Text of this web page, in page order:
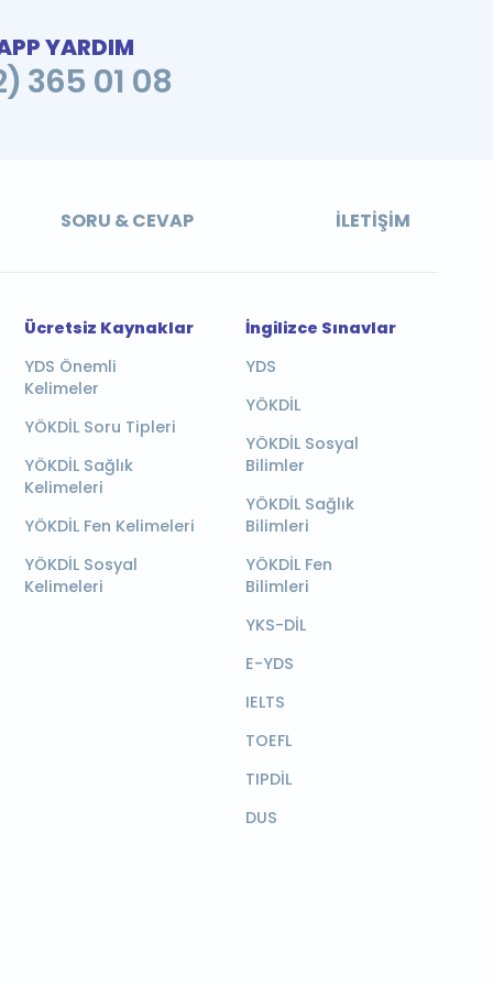
YARDIM
365 01 08
SORU & CEVAP İLETIŞIM
Ücretsiz Kaynaklar
YDS Önemli
Kelimeler
YÖKDİL Soru Tipleri
YÖKDİL Sağlık
Kelimeleri
YÖKDİL Fen Kelimeleri
YÖKDİL Sosyal
Kelimeleri
İngilizce Sınavlar
YDS
YÖKDİL
YÖKDİL Sosyal
Bilimler
YÖKDİL Sağlık
Bilimleri
YÖKDİL Fen
Bilimleri
YKS-DİL
E-YDS
IELTS
TOEFL
TIPDİL
DUS